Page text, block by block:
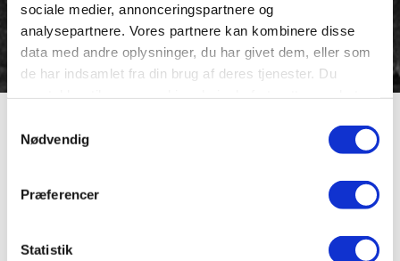
sociale medier, annonceringspartnere og
analysepartnere. Vores partnere kan kombinere disse
data med andre oplysninger, du har givet dem, eller som
de har indsamlet fra din brug af deres tjenester. Du
Nødvendig
Præferencer
Statistik
Mindemuren ved
Gammeltorv
Mindemuren ved Gammeltorv blev lavet for 25-året for